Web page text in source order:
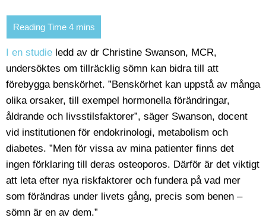
I en studie ledd av dr Christine Swanson, MCR,
undersöktes om tillräcklig sömn kan bidra till att
förebygga benskörhet. ”Benskörhet kan uppstå av många
olika orsaker, till exempel hormonella förändringar,
åldrande och livsstilsfaktorer”, säger Swanson, docent
vid institutionen för endokrinologi, metabolism och
diabetes. ”Men för vissa av mina patienter finns det
ingen förklaring till deras osteoporos. Därför är det viktigt
att leta efter nya riskfaktorer och fundera på vad mer
som förändras under livets gång, precis som benen –
sömn är en av dem.”